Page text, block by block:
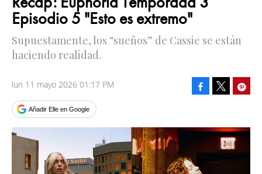
Episodio 5 "Esto es extremo"
Supuestamente, los “sueños” de Cassie se están
haciendo realidad.
lun 11 mayo 2026 01:17 PM
Añadir Elle en Google
Facebook